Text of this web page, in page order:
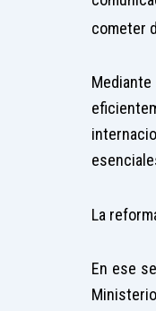
cometer
La
En ese